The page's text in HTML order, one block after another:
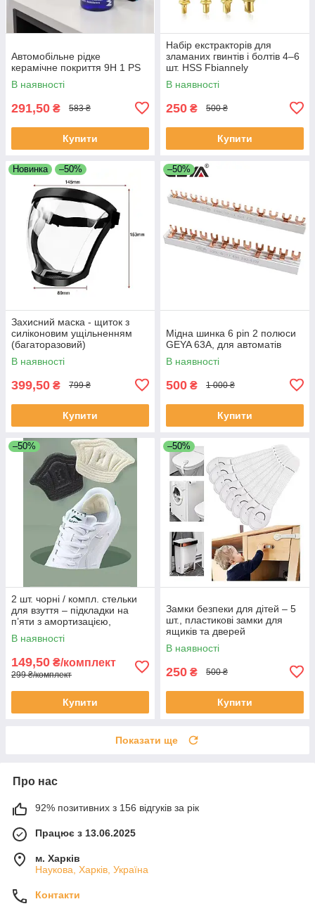
Автомобільне рідке
керамічне покриття 9Н 1 PS
В наявності
291,50 ₴ 583 ₴
Купити
Набір екстракторів для
зламаних гвинтів і болтів 4–6
шт. HSS Fbiannely
В наявності
250 ₴ 500 ₴
Купити
Новинка –50%
Захисний маска - щиток з
силіконовим ущільненням
(багаторазовий)
В наявності
399,50 ₴ 799 ₴
Купити
–50%
Мідна шинка 6 pin 2 полюси
GEYA 63A, для автоматів
В наявності
500 ₴ 1 000 ₴
Купити
–50%
2 шт. чорні / компл. стельки
для взуття – підкладки на
п’яти з амортизацією,
регульований розмір
В наявності
149,50 ₴/комплект
299 ₴/комплект
Купити
–50%
Замки безпеки для дітей – 5
шт., пластикові замки для
ящиків та дверей
В наявності
250 ₴ 500 ₴
Купити
Показати ще
Про нас
92% позитивних з 156 відгуків за рік
Працює з 13.06.2025
м. Харків
Наукова, Харків, Україна
Контакти